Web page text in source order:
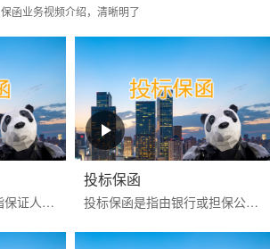
保函业务视频介绍，清晰明了
电子保函‌‌电子保函是指保证人以使用‌CA证书进行电子签名的数据电文为介质，通过计算机网络向受益人开立的具有法律效力的担保凭证‌。目前更多是银行投标电子保函。电子...
投标保函
投标保函是指由银行或担保公司为投标人向招标人提供的，保证投标人按照招标文件的规定参加招标活动的担保。如果投标人在投标有效期内撤回投标文件，或中标后不签署